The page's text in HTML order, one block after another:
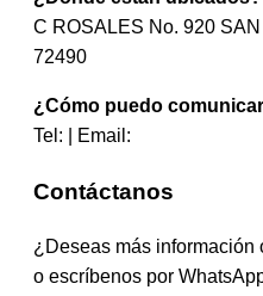
C ROSALES No. 920
72490
¿Cómo puedo
Tel: | Email:
Contáctanos
¿Deseas más
o escríbenos por